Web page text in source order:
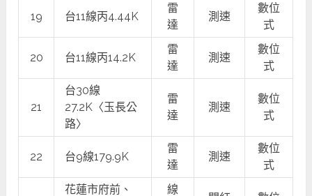
19 台11線丙4.44K
雷
達
測速
數位
式
20 台11線丙14.2K
雷
達
測速
數位
式
21
台30線
27.2K〈玉長公
路〉
雷
達
測速
數位
式
22 台9線179.9K
雷
達
測速
數位
式
花蓮市府前、
線